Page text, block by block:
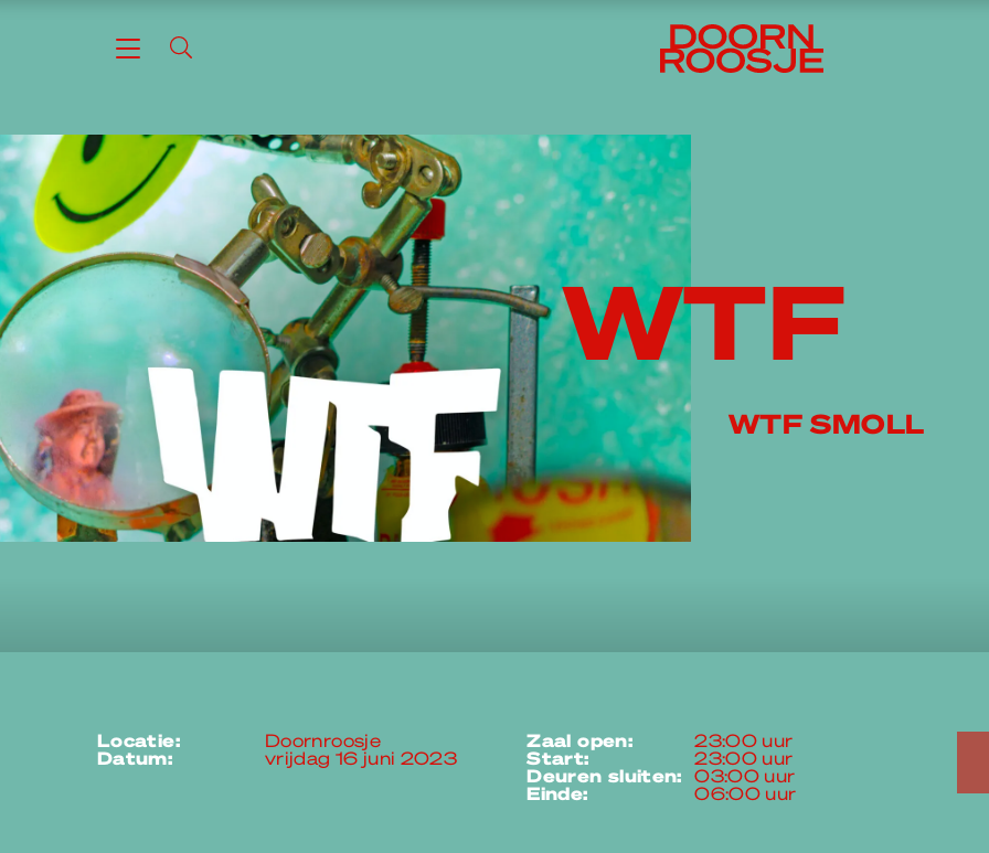
WTF
WTF SMOLL
locatie: Doornroosje
datum: vrijdag 16 juni 2023
zaal open: 23:00 uur
start: 23:00 uur
deuren sluiten: 03:00 uur
einde: 06:00 uur